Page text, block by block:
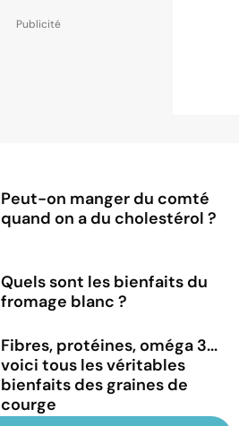
Peut-on manger du comté
quand on a du cholestérol ?
Quels sont les bienfaits du
fromage blanc ?
Fibres, protéines, oméga 3...
voici tous les véritables
bienfaits des graines de
courge